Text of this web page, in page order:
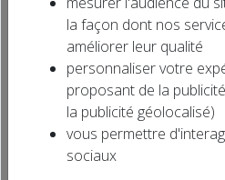
Agenda
Jeux
Cinéma
Rechercher
la façon dont nos
améliorer leur qualité
personnaliser votre
proposant de la
la publicité géolocalisé)
vous permettre
sociaux
Evénements dans la
région ? Ecoutez
MAGNUM LA RADIO
15h30, le samedi
Diffuser votre